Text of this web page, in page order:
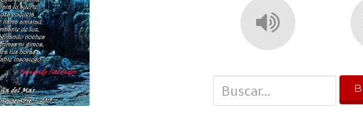
' . __('Search for:') . '